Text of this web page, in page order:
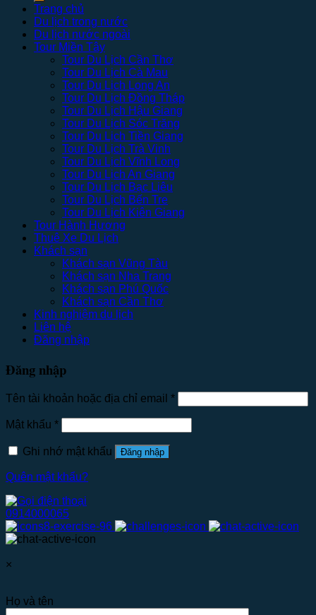
Trang chủ
Du lịch trong nước
Du lịch nước ngoài
Tour Miền Tây
Tour Du Lịch Cần Thơ
Tour Du Lịch Cà Mau
Tour Du Lịch Long An
Tour Du Lịch Đồng Tháp
Tour Du Lịch Hậu Giang
Tour Du Lịch Sóc Trăng
Tour Du Lịch Tiền Giang
Tour Du Lịch Trà Vinh
Tour Du Lịch Vĩnh Long
Tour Du Lịch An Giang
Tour Du Lịch Bạc Liêu
Tour Du Lịch Bến Tre
Tour Du Lịch Kiên Giang
Tour Hành Hương
Thuê Xe Du Lịch
Khách sạn
Khách sạn Vũng Tàu
Khách sạn Nha Trang
Khách sạn Phú Quốc
Khách sạn Cần Thơ
Kinh nghiệm du lịch
Liên hệ
Đăng nhập
Đăng nhập
Tên tài khoản hoặc địa chỉ email *
Mật khẩu *
Ghi nhớ mật khẩu Đăng nhập
Quên mật khẩu?
0914000065
×
Họ và tên